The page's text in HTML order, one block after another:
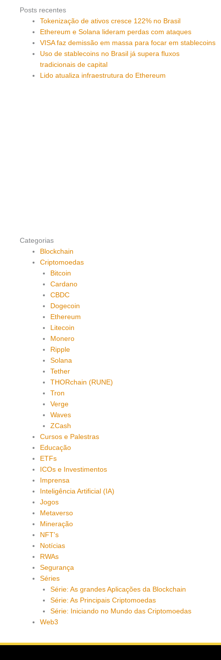
Posts recentes
Tokenização de ativos cresce 122% no Brasil
Ethereum e Solana lideram perdas com ataques
VISA faz demissão em massa para focar em stablecoins
Uso de stablecoins no Brasil já supera fluxos
tradicionais de capital
Lido atualiza infraestrutura do Ethereum
Categorias
Blockchain
Criptomoedas
Bitcoin
Cardano
CBDC
Dogecoin
Ethereum
Litecoin
Monero
Ripple
Solana
Tether
THORchain (RUNE)
Tron
Verge
Waves
ZCash
Cursos e Palestras
Educação
ETFs
ICOs e Investimentos
Imprensa
Inteligência Artificial (IA)
Jogos
Metaverso
Mineração
NFT's
Notícias
RWAs
Segurança
Séries
Série: As grandes Aplicações da Blockchain
Série: As Principais Criptomoedas
Série: Iniciando no Mundo das Criptomoedas
Web3